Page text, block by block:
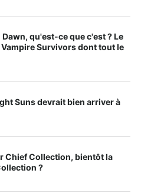
qu'est-ce que c'est ? Le
Survivors dont tout le
Suns devrait bien arriver à
Chief Collection, bientôt la
?